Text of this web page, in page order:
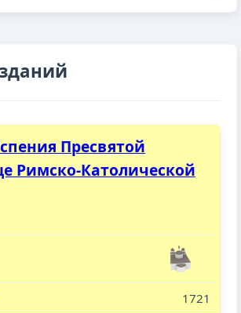
Пресвятой
Римско-Католической
1721